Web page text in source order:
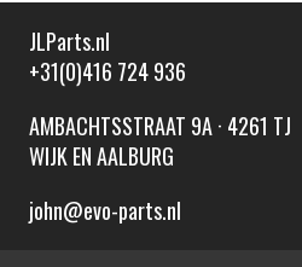
JLParts.nl
+31(0)416 724 936
AMBACHTSSTRAAT 9A · 4261 TJ
WIJK EN AALBURG
john@evo-parts.nl